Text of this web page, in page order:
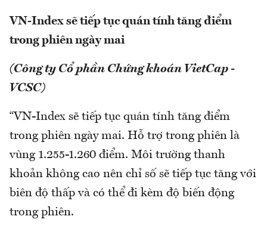
VN-Index sẽ tiếp tục quán tính tăng điểm
trong phiên ngày mai
(Công ty Cổ phần Chứng khoán VietCap -
VCSC)
“VN-Index sẽ tiếp tục quán tính tăng điểm
trong phiên ngày mai. Hỗ trợ trong phiên là
vùng 1.255-1.260 điểm. Môi trường thanh
khoản không cao nên chỉ số sẽ tiếp tục tăng với
biên độ thấp và có thể đi kèm độ biến động
trong phiên.